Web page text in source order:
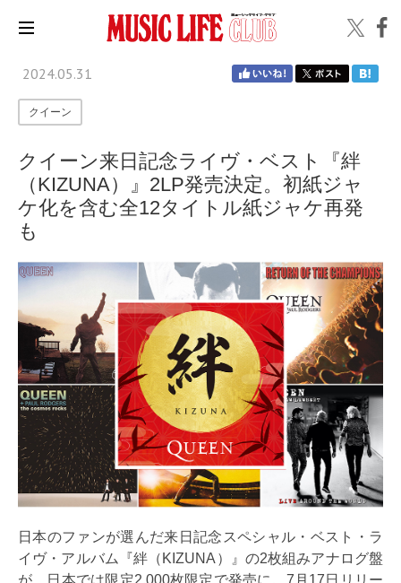
2024.05.31
クイーン
クイーン来日記念ライヴ・ベスト『絆
（KIZUNA）』2LP発売決定。初紙ジャ
ケ化を含む全12タイトル紙ジャケ再発
も
日本のファンが選んだ来日記念スペシャル・ベスト・ラ
イヴ・アルバム『絆（KIZUNA）』の2枚組みアナログ盤
が、日本では限定2,000枚限定で発売に。7月17日リリー